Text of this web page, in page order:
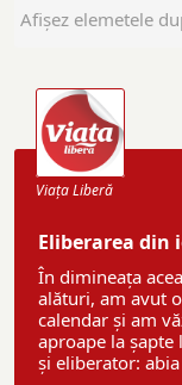
Afişez elemetele
Viaţa Liberă
Eliberarea din
În dimineața
alături, am avut
calendar și am
aproape la
și eliberator: